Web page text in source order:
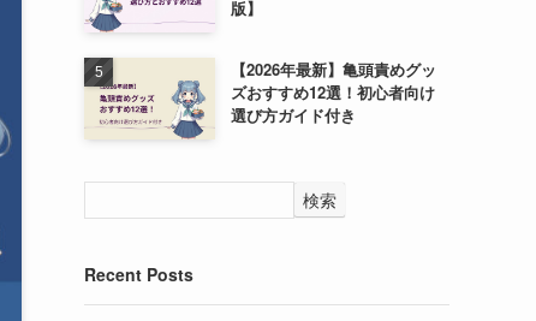
版】
【2026年最新】亀頭責めグッ
ズおすすめ12選！初心者向け
選び方ガイド付き
検索
Recent Posts